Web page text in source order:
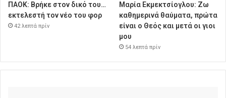
ΠΑΟΚ: Βρήκε στον δικό του…
εκτελεστή τον νέο του φορ
42 λεπτά πρίν
Μαρία Εκμεκτσίογλου: Ζω
καθημερινά θαύματα, πρώτα
είναι ο Θεός και μετά οι γιοι
μου
54 λεπτά πρίν